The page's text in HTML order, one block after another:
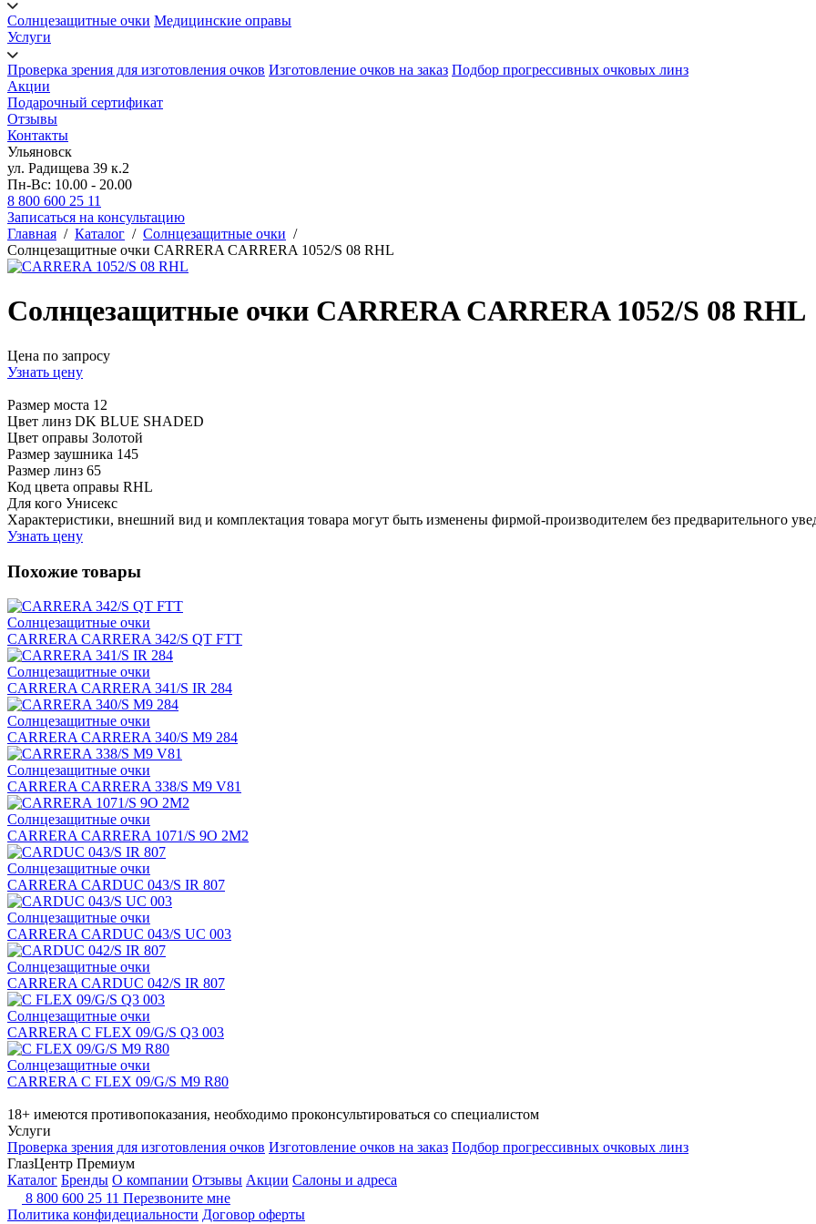
Солнцезащитные очки Медицинские оправы
Услуги
Проверка зрения для изготовления очков Изготовление очков на заказ Подбор прогрессивных очковых линз
Акции
Подарочный сертификат
Отзывы
Контакты
Ульяновск
ул. Радищева 39 к.2
Пн-Вс: 10.00 - 20.00
8 800 600 25 11
Записаться на консультацию
Главная / Каталог / Солнцезащитные очки /
Солнцезащитные очки CARRERA CARRERA 1052/S 08 RHL
Солнцезащитные очки CARRERA CARRERA 1052/S 08 RHL
Цена по запросу
Узнать цену
Размер моста 12
Цвет линз DK BLUE SHADED
Цвет оправы Золотой
Размер заушника 145
Размер линз 65
Код цвета оправы RHL
Для кого Унисекс
Характеристики, внешний вид и комплектация товара могут быть изменены фирмой-производителем без предварительного
Узнать цену
Похожие товары
Солнцезащитные очки
CARRERA CARRERA 342/S QT FTT
Солнцезащитные очки
CARRERA CARRERA 341/S IR 284
Солнцезащитные очки
CARRERA CARRERA 340/S M9 284
Солнцезащитные очки
CARRERA CARRERA 338/S M9 V81
Солнцезащитные очки
CARRERA CARRERA 1071/S 9O 2M2
Солнцезащитные очки
CARRERA CARDUC 043/S IR 807
Солнцезащитные очки
CARRERA CARDUC 043/S UC 003
Солнцезащитные очки
CARRERA CARDUC 042/S IR 807
Солнцезащитные очки
CARRERA C FLEX 09/G/S Q3 003
Солнцезащитные очки
CARRERA C FLEX 09/G/S M9 R80
18+ имеются противопоказания, необходимо проконсультироваться со специалистом
Услуги
Проверка зрения для изготовления очков Изготовление очков на заказ Подбор прогрессивных очковых линз
ГлазЦентр Премиум
Каталог Бренды О компании Отзывы Акции Салоны и адреса
8 800 600 25 11 Перезвоните мне
Политика конфидециальности Договор оферты